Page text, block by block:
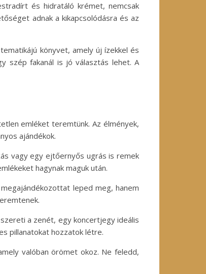
és hidratáló krémet, nemcsak
adnak a kikapcsolódásra és az
könyvet, amely új ízekkel és
szép fakanál is jó választás lehet. A
emléket teremtünk. Az élmények,
ajándékok.
vagy egy ejtőernyős ugrás is remek
hagynak maguk után.
leped meg, hanem
a zenét, egy koncertjegy ideális
pillanatokat hozzatok létre.
valóban örömet okoz. Ne feledd,